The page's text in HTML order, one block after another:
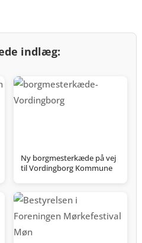
indlæg:
Ny borgmesterkæde på vej
til Vordingborg Kommune